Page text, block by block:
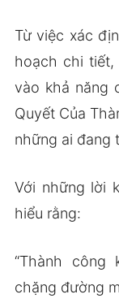
Từ việc xác
hoạch chi
vào khả năng
Quyết Của
những ai đang
Với những lời
hiểu rằng:
“Thành
chặng đường